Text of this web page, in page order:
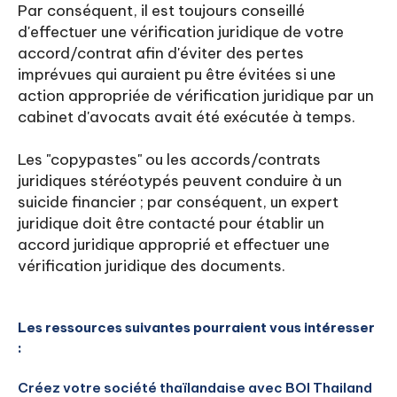
Par conséquent, il est toujours conseillé
d'effectuer une vérification juridique de votre
accord/contrat afin d'éviter des pertes
imprévues qui auraient pu être évitées si une
action appropriée de vérification juridique par un
cabinet d'avocats avait été exécutée à temps.
Les "copypastes" ou les accords/contrats
juridiques stéréotypés peuvent conduire à un
suicide financier ; par conséquent, un expert
juridique doit être contacté pour établir un
accord juridique approprié et effectuer une
vérification juridique des documents.
Les ressources suivantes pourraient vous intéresser
:
Créez votre société thaïlandaise avec BOI Thailand